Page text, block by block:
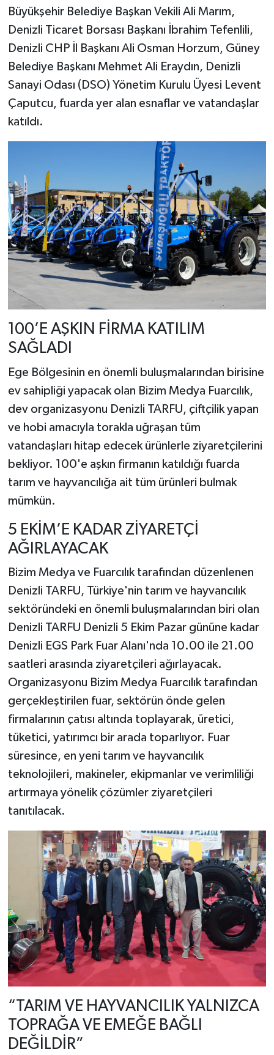
Büyükşehir Belediye Başkan Vekili Ali Marım,
Denizli Ticaret Borsası Başkanı İbrahim Tefenlili,
Denizli CHP İl Başkanı Ali Osman Horzum, Güney
Belediye Başkanı Mehmet Ali Eraydın, Denizli
Sanayi Odası (DSO) Yönetim Kurulu Üyesi Levent
Çaputcu, fuarda yer alan esnaflar ve vatandaşlar
katıldı.
100’E AŞKIN FİRMA KATILIM
SAĞLADI
Ege Bölgesinin en önemli buluşmalarından birisine
ev sahipliği yapacak olan Bizim Medya Fuarcılık,
dev organizasyonu Denizli TARFU, çiftçilik yapan
ve hobi amacıyla torakla uğraşan tüm
vatandaşları hitap edecek ürünlerle ziyaretçilerini
bekliyor. 100'e aşkın firmanın katıldığı fuarda
tarım ve hayvancılığa ait tüm ürünleri bulmak
mümkün.
5 EKİM’E KADAR ZİYARETÇİ
AĞIRLAYACAK
Bizim Medya ve Fuarcılık tarafından düzenlenen
Denizli TARFU, Türkiye'nin tarım ve hayvancılık
sektöründeki en önemli buluşmalarından biri olan
Denizli TARFU Denizli 5 Ekim Pazar gününe kadar
Denizli EGS Park Fuar Alanı'nda 10.00 ile 21.00
saatleri arasında ziyaretçileri ağırlayacak.
Organizasyonu Bizim Medya Fuarcılık tarafından
gerçekleştirilen fuar, sektörün önde gelen
firmalarının çatısı altında toplayarak, üretici,
tüketici, yatırımcı bir arada toparlıyor. Fuar
süresince, en yeni tarım ve hayvancılık
teknolojileri, makineler, ekipmanlar ve verimliliği
artırmaya yönelik çözümler ziyaretçileri
tanıtılacak.
“TARIM VE HAYVANCILIK YALNIZCA
TOPRAĞA VE EMEĞE BAĞLI
DEĞİLDİR”